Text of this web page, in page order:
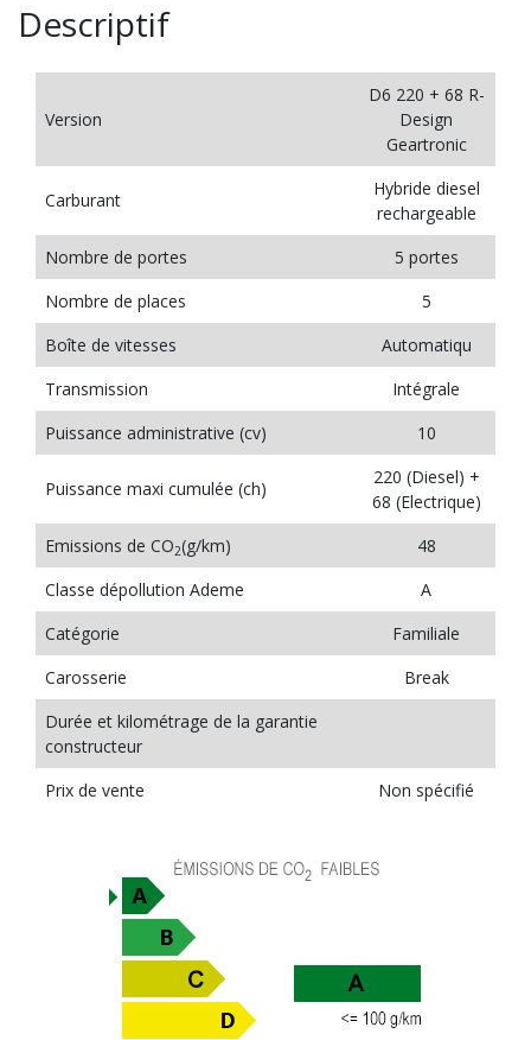
Descriptif
Version
D6 220 + 68 R-
Design
Geartronic
Carburant
Hybride diesel
rechargeable
Nombre de portes
5 portes
Nombre de places
5
Boîte de vitesses
Automatiqu
Transmission
Intégrale
Puissance administrative (cv)
10
Puissance maxi cumulée (ch)
220 (Diesel) +
68 (Electrique)
Emissions de CO2(g/km)
48
Classe dépollution Ademe
A
Catégorie
Familiale
Carosserie
Break
Durée et kilométrage de la garantie
constructeur
Prix de vente
Non spécifié